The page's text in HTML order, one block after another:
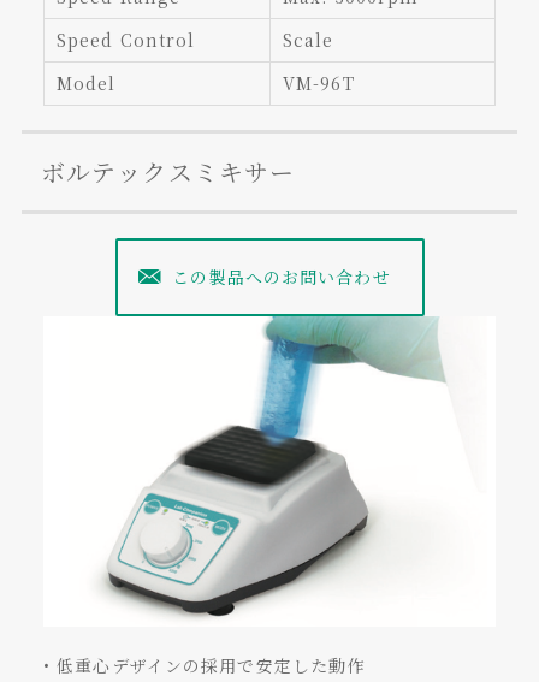
Speed Control
Scale
Model
VM-96T
ボルテックスミキサー
この製品へのお問い合わせ
• 低重心デザインの採用で安定した動作